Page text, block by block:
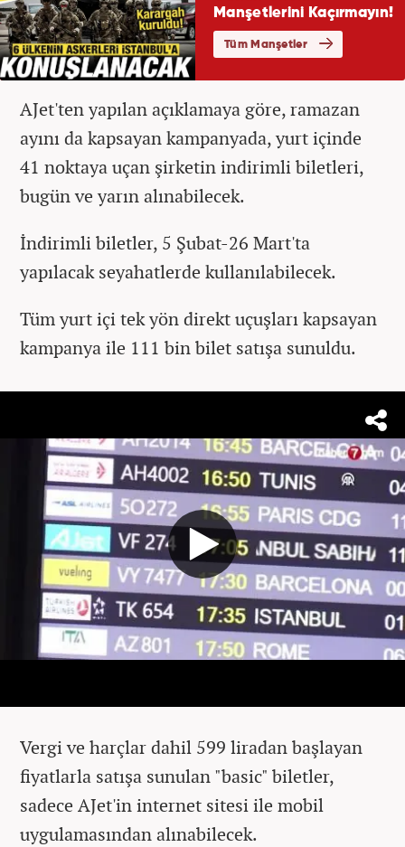
AJet'ten yapılan açıklamaya göre, ramazan
ayını da kapsayan kampanyada, yurt içinde
41 noktaya uçan şirketin indirimli biletleri,
bugün ve yarın alınabilecek.
İndirimli biletler, 5 Şubat-26 Mart'ta
yapılacak seyahatlerde kullanılabilecek.
Tüm yurt içi tek yön direkt uçuşları kapsayan
kampanya ile 111 bin bilet satışa sunuldu.
Vergi ve harçlar dahil 599 liradan başlayan
fiyatlarla satışa sunulan "basic" biletler,
sadece AJet'in internet sitesi ile mobil
uygulamasından alınabilecek.